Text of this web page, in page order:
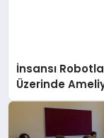
İnsansı
Üzerinde